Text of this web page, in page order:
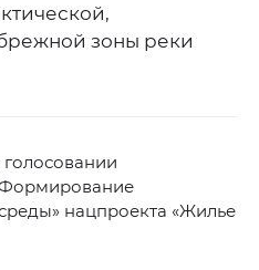
зоны реки
голосовании
нацпроекта «Жилье